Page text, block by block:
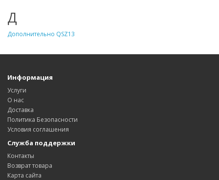
Д
Дополнительно QSZ13
Информация
Услуги
О нас
Доставка
Политика Безопасности
Условия соглашения
Служба поддержки
Контакты
Возврат товара
Карта сайта